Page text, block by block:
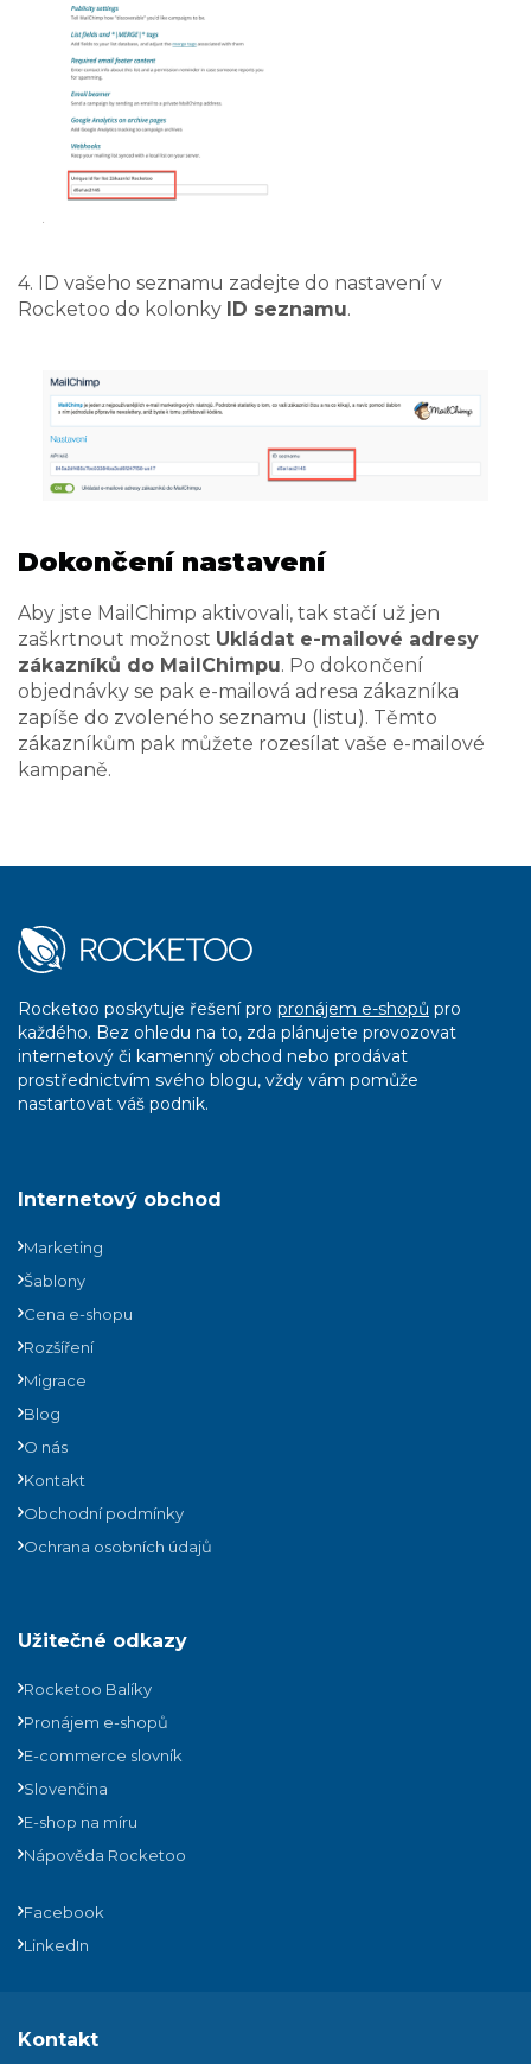
4. ID vašeho seznamu zadejte do nastavení v
Rocketoo do kolonky
ID seznamu.
Dokončení nastavení
Aby jste MailChimp aktivovali, tak stačí už jen
zaškrtnout možnost Ukládat e-mailové adresy
zákazníků do MailChimpu. Po dokončení
objednávky se pak e-mailová adresa zákazníka
zapíše do zvoleného seznamu (listu). Těmto
zákazníkům pak můžete rozesílat vaše e-mailové
kampaně.
Rocketoo poskytuje řešení pro pronájem e-shopů pro
každého. Bez ohledu na to, zda plánujete provozovat
internetový či kamenný obchod nebo prodávat
prostřednictvím svého blogu, vždy vám pomůže
nastartovat váš podnik.
Internetový obchod
Marketing
Šablony
Cena e-shopu
Rozšíření
Migrace
Blog
O nás
Kontakt
Obchodní podmínky
Ochrana osobních údajů
Užitečné odkazy
Rocketoo Balíky
Pronájem e-shopů
E-commerce slovník
Slovenčina
E-shop na míru
Nápověda Rocketoo
Facebook
LinkedIn
Kontakt